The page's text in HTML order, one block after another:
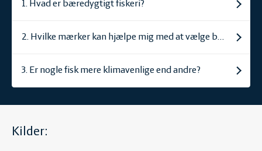
1. Hvad er bæredygtigt fiskeri?
2. Hvilke mærker kan hjælpe mig med at vælge
3. Er nogle fisk mere klimavenlige end andre?
Kilder: